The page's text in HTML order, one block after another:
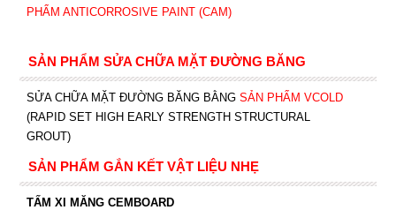
PHẨM ANTICORROSIVE PAINT (CAM)
SẢN PHẨM SỬA CHỮA MẶT ĐƯỜNG BĂNG
SỬA CHỮA MẶT ĐƯỜNG BĂNG BẰNG SẢN PHẨM VCOLD
(RAPID SET HIGH EARLY STRENGTH STRUCTURAL
GROUT)
SẢN PHẨM GẮN KẾT VẬT LIỆU NHẸ
TẤM XI MĂNG CEMBOARD